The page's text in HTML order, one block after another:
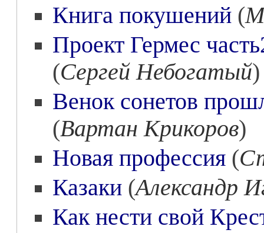
Книга покушений (
Проект Гермес
(Сергей Небогатый)
Венок сонетов
(Вартан Крикоров)
Новая профессия (
Казаки (Александр
Как нести свой